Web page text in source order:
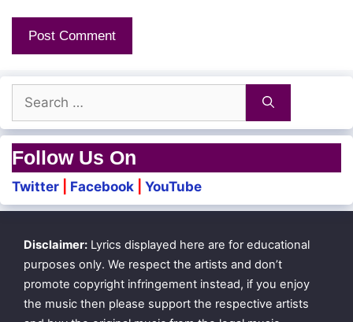
Search
for:
Follow Us On
Twitter Facebook YouTube
Disclaimer: Lyrics displayed here are for educational
purposes only. We respect the artists and don’t
promote copyright infringement instead, if you enjoy
the music then please support the respective artists